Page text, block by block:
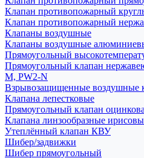
Клапан противопожарный
Клапан противопожарный
Клапаны воздушные
Клапаны воздушные
Прямоугольный
Прямоугольный клапан
M, PW2-N
Взрывозащищенные воздушные
Клапана лепестковые
Прямоугольный клапан
Клапана линзообразные
Утеплённый клапан КВУ
Шибер/задвижки
Шибер прямоугольный